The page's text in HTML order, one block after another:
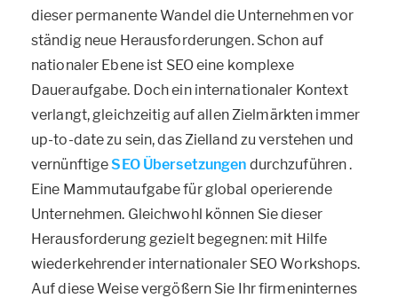
dieser permanente Wandel die Unternehmen vor
ständig neue Herausforderungen. Schon auf
nationaler Ebene ist SEO eine komplexe
Daueraufgabe. Doch ein internationaler Kontext
verlangt, gleichzeitig auf allen Zielmärkten immer
up-to-date zu sein, das Zielland zu verstehen und
vernünftigeSEO Übersetzungen durchzuführen .
Eine Mammutaufgabe für global operierende
Unternehmen. Gleichwohl können Sie dieser
Herausforderung gezielt begegnen: mit Hilfe
wiederkehrender internationaler SEO Workshops.
Auf diese Weise vergößern Sie Ihr firmeninternes